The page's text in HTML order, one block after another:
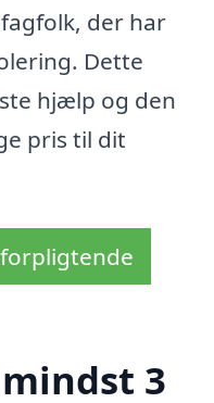
der har
Dette
hjælp og den
pris til dit
3